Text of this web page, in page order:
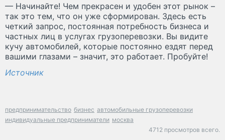
— Начинайте! Чем прекрасен и удобен этот рынок –
так это тем, что он уже сформирован. Здесь есть
четкий запрос, постоянная потребность бизнеса и
частных лиц в услугах грузоперевозки. Вы видите
кучу автомобилей, которые постоянно ездят перед
вашими глазами – значит, это работает. Пробуйте!
Источник
предпринимательство бизнес автомобильные грузоперевозки
индивидуальные предприниматели москва
4712 просмотров всего.